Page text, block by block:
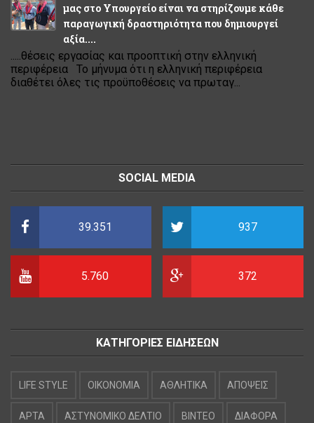
μας στο Υπουργείο είναι να στηρίζουμε κάθε
παραγωγική δραστηριότητα που δημιουργεί
αξία....
.....θέσεις εργασίας και προοπτική στην ελληνική
περιφέρεια Το μήνυμα ότι η ελληνική περιφέρεια
διαθέτει όλες τις προϋποθέσεις να πρωταγ...
SOCIAL MEDIA
39.351 937
5.760 372
ΚΑΤΗΓΟΡΙΕΣ ΕΙΔΗΣΕΩΝ
LIFE STYLE OIKONOMIA ΑΘΛΗΤΙΚΑ ΑΠΟΨΕΙΣ
ΑΡΤΑ ΑΣΤΥΝΟΜΙΚΟ ΔΕΛΤΙΟ ΒΙΝΤΕΟ ΔΙΑΦΟΡΑ